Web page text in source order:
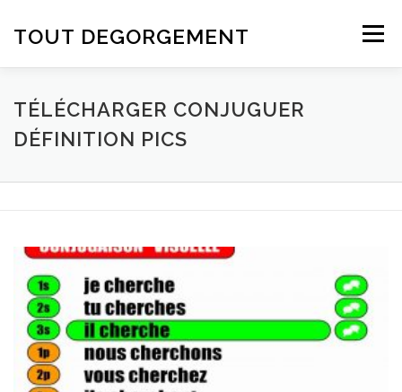
TOUT DEGORGEMENT Menu
TÉLÉCHARGER CONJUGUER
DÉFINITION PICS